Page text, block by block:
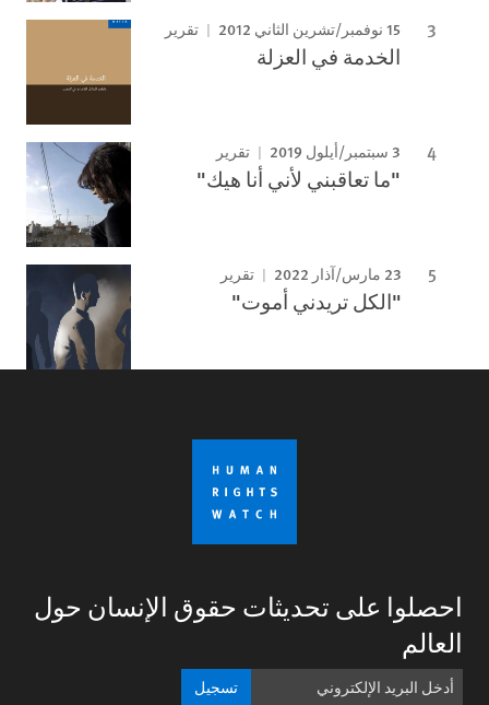
15 نوفمبر/تشرين الثاني 2012 تقرير
الخدمة في العزلة
3 سبتمبر/أيلول 2019 تقرير
"ما تعاقبني لأني أنا هيك"
23 مارس/آذار 2022 تقرير
"الكل تريدني أموت"
احصلوا على تحديثات حقوق الإنسان حول
العالم
تسجيل